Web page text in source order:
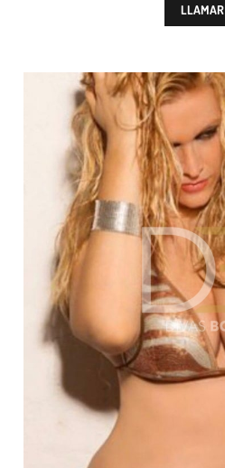
LLAMAR